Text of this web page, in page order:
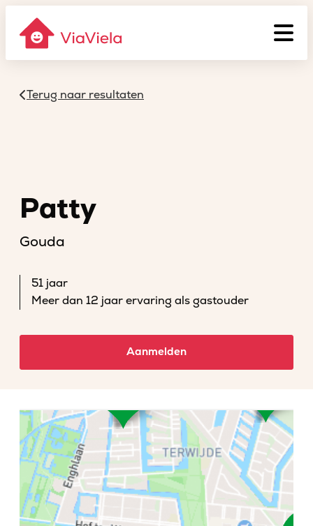
Terug naar resultaten
Patty
Gouda
51 jaar
Meer dan 12 jaar ervaring als gastouder
Aanmelden